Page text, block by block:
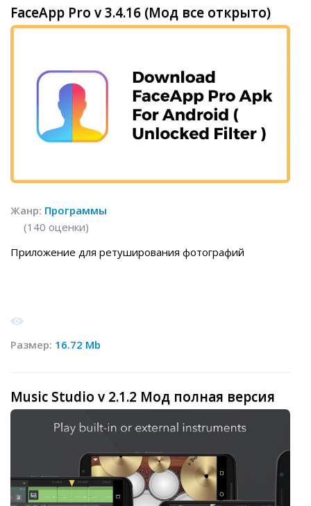
FaceApp Pro v 3.4.16 (Мод все открыто)
Жанр: Программы
(140 оценки)
Приложение для ретуширования фотографий
Размер: 16.72 Mb
Music Studio v 2.1.2 Мод полная версия